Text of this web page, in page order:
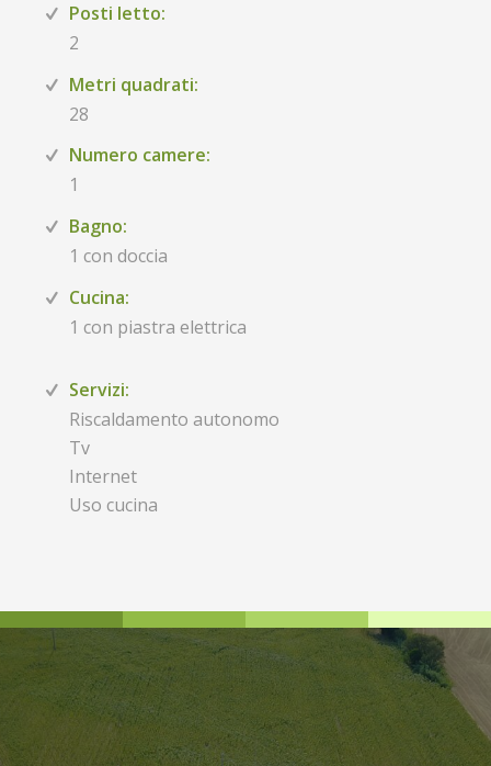
Posti letto:
2
Metri quadrati:
28
Numero camere:
1
Bagno:
1 con doccia
Cucina:
1 con piastra elettrica
Servizi:
Riscaldamento autonomo
Tv
Internet
Uso cucina